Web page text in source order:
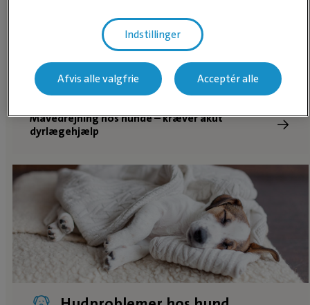
Korrekt ernæring hos hund og kat
Overvægt hos hunde og katte
Mavedrejning hos hunde – kræver akut
dyrlægehjælp
Indstillinger
Afvis alle valgfrie Acceptér alle